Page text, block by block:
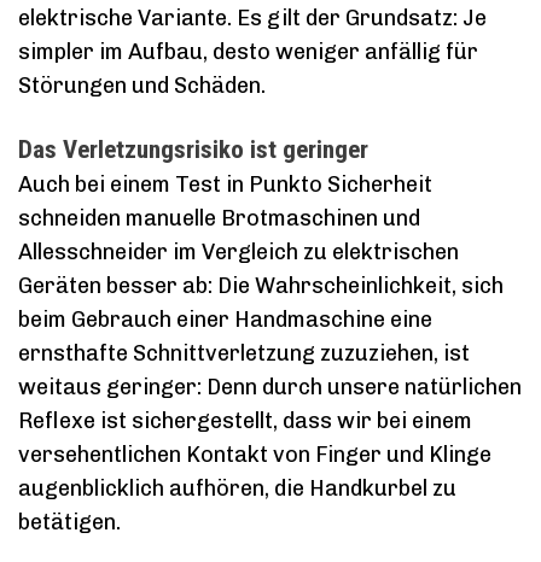
elektrische Variante. Es gilt der Grundsatz: Je
simpler im Aufbau, desto weniger anfällig für
Störungen und Schäden.
Das Verletzungsrisiko ist geringer
Auch bei einem Test in Punkto Sicherheit
schneiden manuelle Brotmaschinen und
Allesschneider im Vergleich zu elektrischen
Geräten besser ab: Die Wahrscheinlichkeit, sich
beim Gebrauch einer Handmaschine eine
ernsthafte Schnittverletzung zuzuziehen, ist
weitaus geringer: Denn durch unsere natürlichen
Reflexe ist sichergestellt, dass wir bei einem
versehentlichen Kontakt von Finger und Klinge
augenblicklich aufhören, die Handkurbel zu
betätigen.